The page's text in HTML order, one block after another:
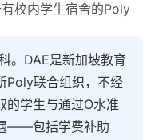
校内学生宿舍的Poly
。DAE是新加坡教育
Poly联合组织，不经
的学生与通过O水准
——包括学费补助